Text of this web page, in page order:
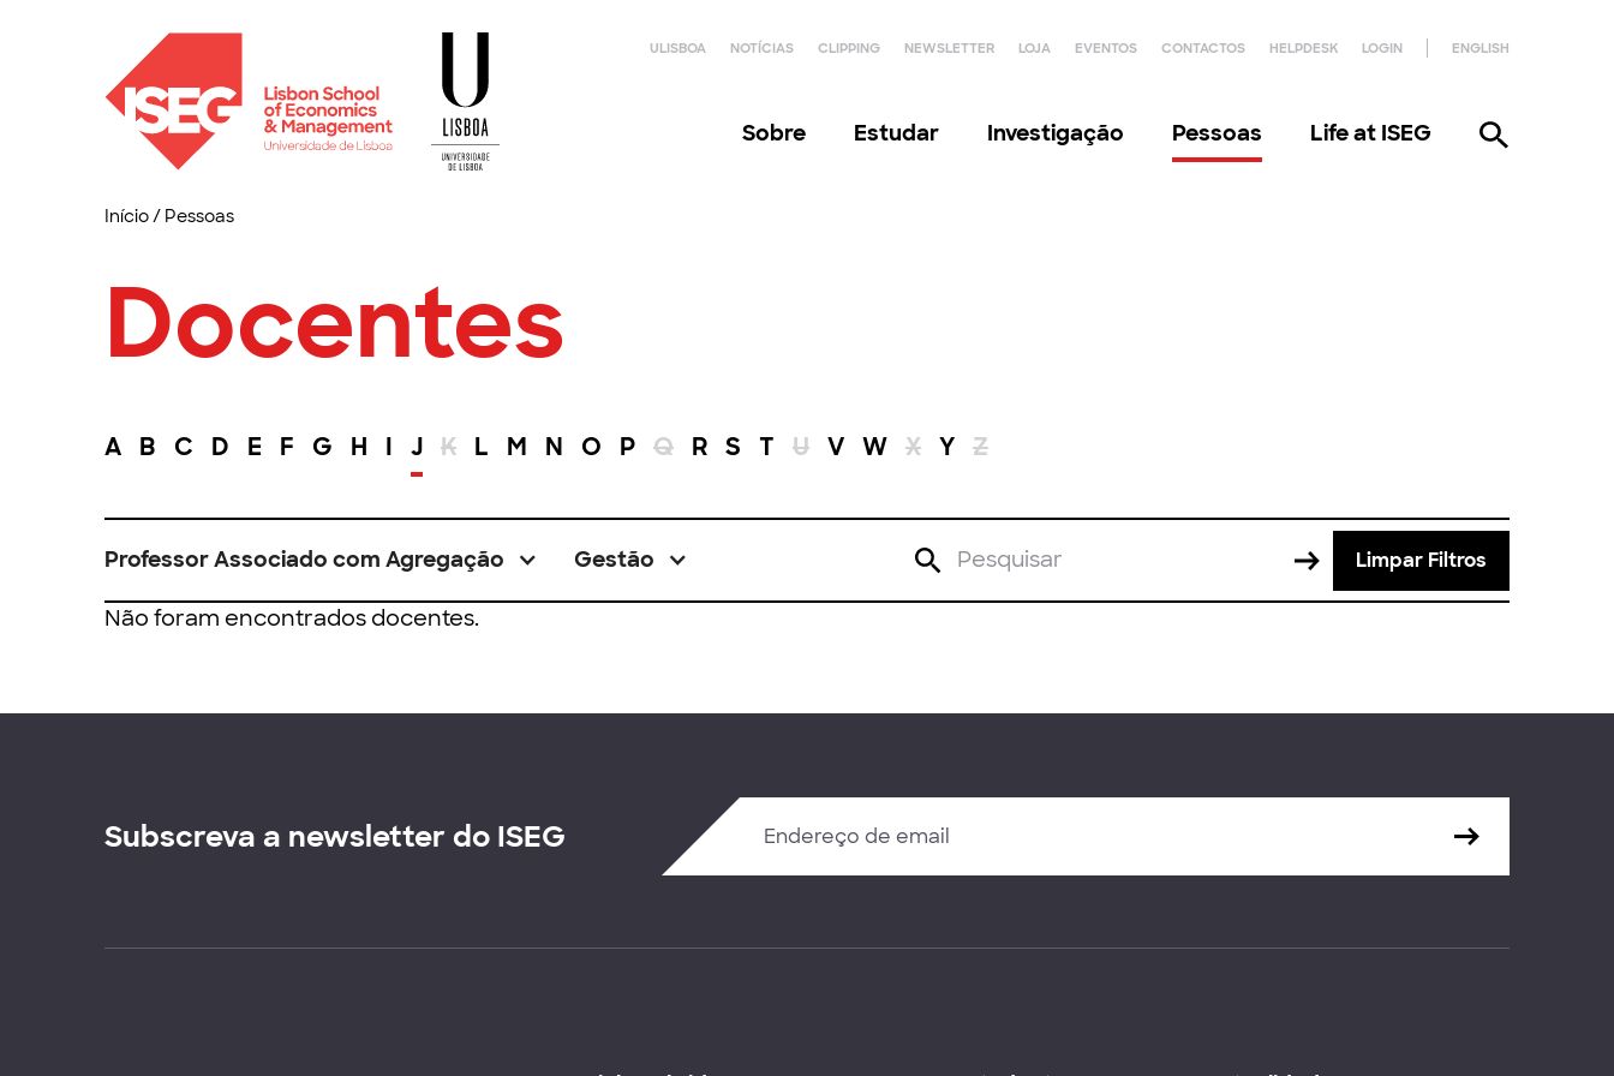
ULISBOA NOTÍCIAS CLIPPING NEWSLETTER LOJA EVENTOS CONTACTOS HELPDESK LOGIN ENGLISH
Sobre Estudar Investigação Pessoas Life at ISEG
Início/ Pessoas
Docentes
A B C D E F G H I J K L M N O P Q R S T U V W X Y Z
Professor Associado com Agregação Gestão Limpar Filtros
Não foram encontrados docentes.
Subscreva a newsletter do ISEG